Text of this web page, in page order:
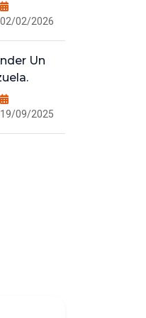
02/02/2026
Un
19/09/2025